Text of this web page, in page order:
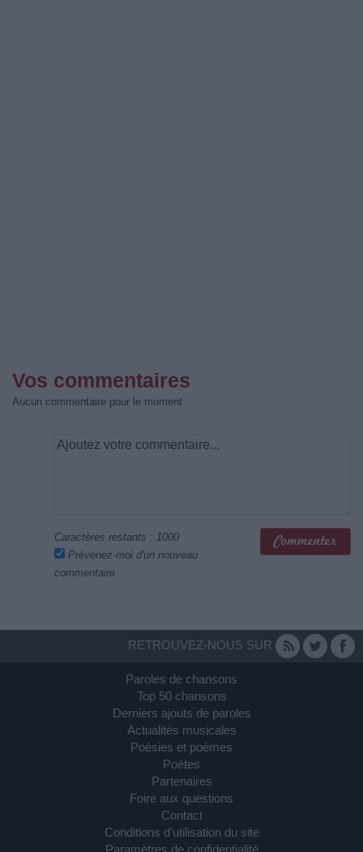
Vos commentaires
Aucun commentaire pour le moment
Caractères restants : 1000
Prévenez-moi d'un nouveau
commentaire
RETROUVEZ-NOUS SUR
Paroles de chansons
Top 50 chansons
Derniers ajouts de paroles
Actualités musicales
Poésies et poèmes
Poètes
Partenaires
Foire aux questions
Contact
Conditions d'utilisation du site
Paramètres de confidentialité